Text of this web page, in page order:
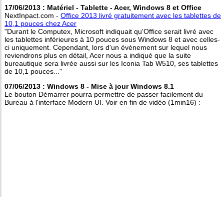
17/06/2013 : Matériel - Tablette - Acer, Windows 8 et Office
NextInpact.com - Office 2013 livré gratuitement avec les tablettes de
10,1 pouces chez Acer
"Durant le Computex, Microsoft indiquait qu'Office serait livré avec
les tablettes inférieures à 10 pouces sous Windows 8 et avec celles-
ci uniquement. Cependant, lors d'un événement sur lequel nous
reviendrons plus en détail, Acer nous a indiqué que la suite
bureautique sera livrée aussi sur les Iconia Tab W510, ses tablettes
de 10,1 pouces..."
07/06/2013 : Windows 8 - Mise à jour Windows 8.1
Le bouton Démarrer pourra permettre de passer facilement du
Bureau à l'interface Modern UI. Voir en fin de vidéo (1min16) :